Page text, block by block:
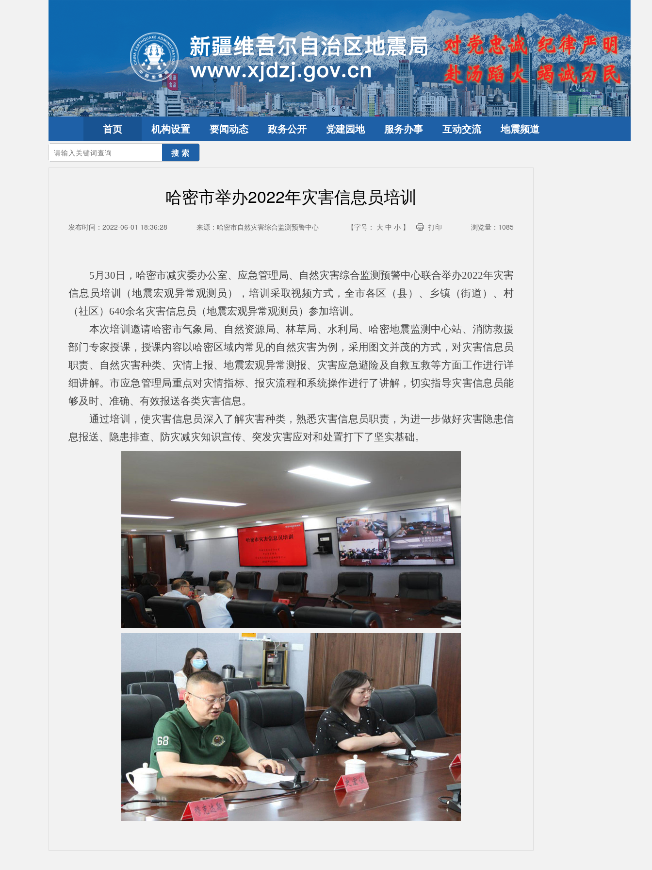
首页 机构设置 要闻动态 政务公开 党建园地 服务办事 互动交流 地震频道
您的当前位置：首页>要闻动态
哈密市举办2022年灾害信息员培训
发布时间：2022-06-01 18:36:28 来源： 哈密市自然灾害综合监测预警中心 【字号： 大 中 小 】 打印 浏览量： 1085
5月30日，哈密市减灾委办公室、应急管理局、自然灾害综合监测预警中心联合举办2022年灾害
信息员培训（地震宏观异常观测员），培训采取视频方式，全市各区（县）、乡镇（街道）、村
（社区）640余名灾害信息员（地震宏观异常观测员）参加培训。
本次培训邀请哈密市气象局、自然资源局、林草局、水利局、哈密地震监测中心站、消防救援
部门专家授课，授课内容以哈密区域内常见的自然灾害为例，采用图文并茂的方式，对灾害信息员
职责、自然灾害种类、灾情上报、地震宏观异常测报、灾害应急避险及自救互救等方面工作进行详
细讲解。市应急管理局重点对灾情指标、报灾流程和系统操作进行了讲解，切实指导灾害信息员能
够及时、准确、有效报送各类灾害信息。
通过培训，使灾害信息员深入了解灾害种类，熟悉灾害信息员职责，为进一步做好灾害隐患信
息报送、隐患排查、防灾减灾知识宣传、突发灾害应对和处置打下了坚实基础。